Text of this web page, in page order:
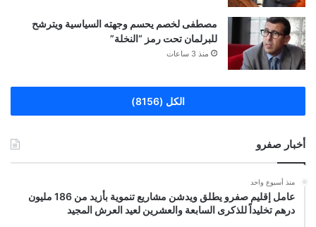
مصطفى لخصم يحسم وجهته السياسية ويترشح
للبرلمان تحت رمز “النخلة”
منذ 3 ساعات
الكل (8156)
أخبار صفرو
منذ أسبوع واحد
عامل إقليم صفرو يطلق ويدشن مشاريع تنموية بأزيد من 186 مليون
درهم تخليداً للذكرى السابعة والعشرين لعيد العرش المجيد